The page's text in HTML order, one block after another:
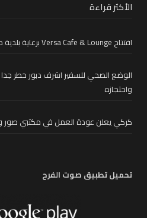
الأكثر قراءة
افتتاح Versa Cafe & Lounge برعاية بلدية صور
الوضع الصحي للسفير اشرف دبور خطر جدا
واحتجازه
كركي يعلن عودة العمل في مكتبي صور
تحميل تطبيق صوت الفرح